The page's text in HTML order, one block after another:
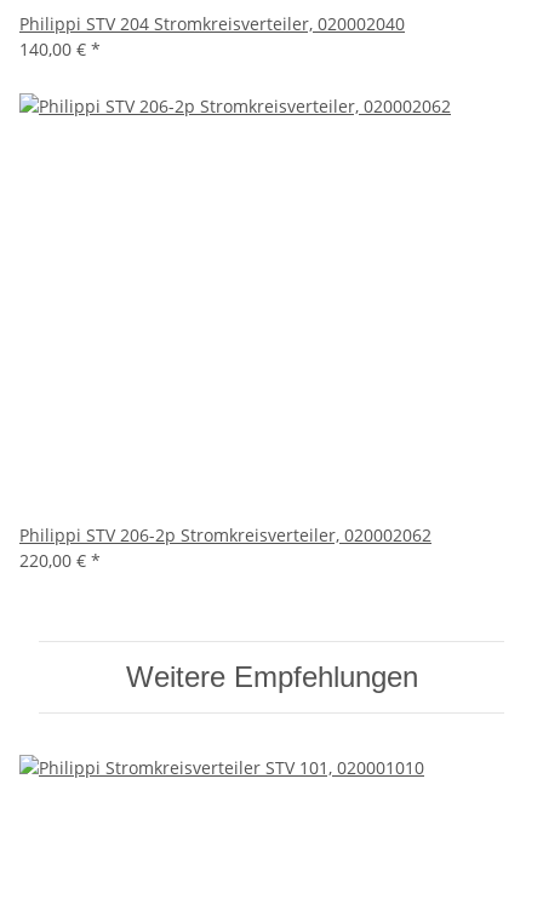
Philippi STV 204 Stromkreisverteiler, 020002040
140,00 € *
Philippi STV 206-2p Stromkreisverteiler, 020002062
220,00 € *
Weitere Empfehlungen